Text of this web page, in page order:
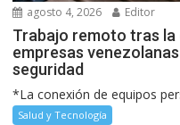
agosto 4, 2026 Editor
Trabajo remoto tras la
empresas
seguridad
*La conexión de equipos
Salud y Tecnología